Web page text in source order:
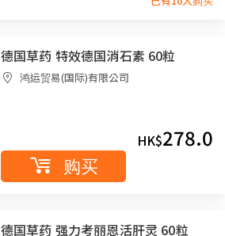
德国草药 特效德国消石素 60粒
鸿运贸易(国际)有限公司
HK$278.0
购买
德国草药 强力考丽恩活肝灵 60粒